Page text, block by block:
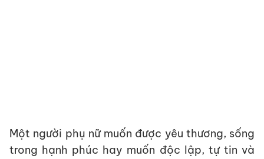
Một người phụ nữ muốn được yêu thương, sống
trong hạnh phúc hay muốn độc lập, tự tin và